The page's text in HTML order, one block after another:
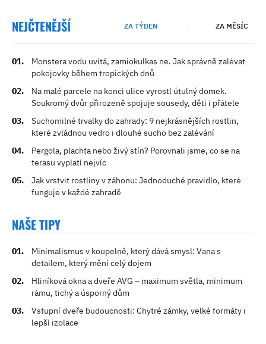
NEJČTENĚJŠÍ ZA TÝDEN ZA MĚSÍC
Monstera vodu uvítá, zamiokulkas ne. Jak správně zalévat
pokojovky během tropických dnů
Na malé parcele na konci ulice vyrostl útulný domek.
Soukromý dvůr přirozeně spojuje sousedy, děti i přátele
Suchomilné trvalky do zahrady: 9 nejkrásnějších rostlin,
které zvládnou vedro i dlouhé sucho bez zalévání
Pergola, plachta nebo živý stín? Porovnali jsme, co se na
terasu vyplatí nejvíc
Jak vrstvit rostliny v záhonu: Jednoduché pravidlo, které
funguje v každé zahradě
NAŠE TIPY
Minimalismus v koupelně, který dává smysl: Vana s
detailem, který mění celý dojem
Hliníková okna a dveře AVG – maximum světla, minimum
rámu, tichý a úsporný dům
Vstupní dveře budoucnosti: Chytré zámky, velké formáty i
lepší izolace